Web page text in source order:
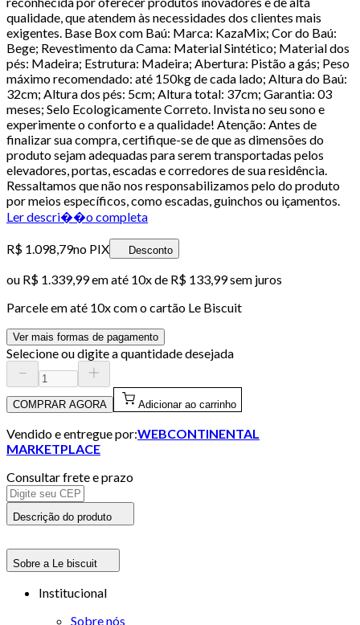
qualidade, que atendem às necessidades dos clientes mais
exigentes. Base Box com Baú: Marca: KazaMix; Cor do Baú:
Bege; Revestimento da Cama: Material Sintético; Material dos
pés: Madeira; Estrutura: Madeira; Abertura: Pistão a gás; Peso
máximo recomendado: até 150kg de cada lado; Altura do Baú:
32cm; Altura dos pés: 5cm; Altura total: 37cm; Garantia: 03
meses; Selo Ecologicamente Correto. Invista no seu sono e
experimente o conforto e a qualidade! Atenção: Antes de
finalizar sua compra, certifique-se de que as dimensões do
produto sejam adequadas para serem transportadas pelos
elevadores, portas, escadas e corredores de sua residência.
Ressaltamos que não nos responsabilizamos pelo do produto
por meios específicos, como escadas, guinchos ou içamentos.
Ler descri��o completa
R$ 1.098,79no PIX Desconto
ou R$ 1.339,99em até 10x de R$ 133,99 sem juros
Parcele em até 10x com o cartão Le Biscuit
Ver mais formas de pagamento
Selecione ou digite a quantidade desejada
COMPRAR AGORA Adicionar ao carrinho
Vendido e entregue por:WEBCONTINENTAL
MARKETPLACE
Consultar frete e prazo
Descrição do produto
Sobre a Le biscuit
Institucional
Sobre nós